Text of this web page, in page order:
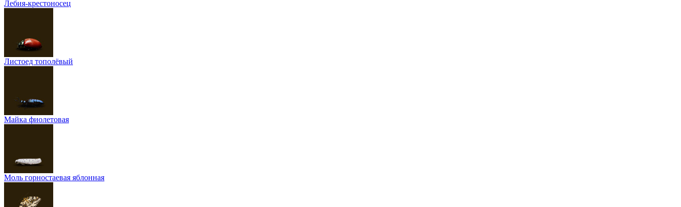
Лебия-крестоносец
Листоед тополёвый
Майка фиолетовая
Моль горностаевая яблонная